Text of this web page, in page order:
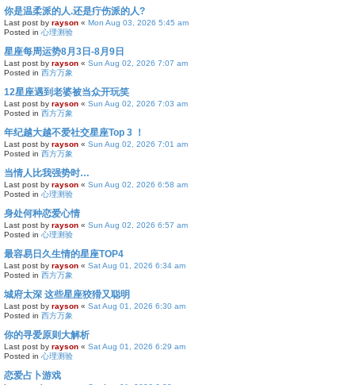
你是温柔派的人.还是疔伤派的人?
Last post by rayson « Mon Aug 03, 2026 5:45 am
Posted in 心理测验
星座每周运势8月3日-8月9日
Last post by rayson « Sun Aug 02, 2026 7:07 am
Posted in 西方万象
12星座遇到老婆被当众开玩笑
Last post by rayson « Sun Aug 02, 2026 7:03 am
Posted in 西方万象
年纪越大越不爱社交星座Top 3 ！
Last post by rayson « Sun Aug 02, 2026 7:01 am
Posted in 西方万象
当情人比我强势时…
Last post by rayson « Sun Aug 02, 2026 6:58 am
Posted in 心理测验
身处何种恋爱心情
Last post by rayson « Sun Aug 02, 2026 6:57 am
Posted in 心理测验
最容易日久生情的星座TOP4
Last post by rayson « Sat Aug 01, 2026 6:34 am
Posted in 西方万象
城府太深 这些星座狡猾又聪明
Last post by rayson « Sat Aug 01, 2026 6:30 am
Posted in 西方万象
你的寻爱原则大解析
Last post by rayson « Sat Aug 01, 2026 6:29 am
Posted in 心理测验
恋爱占卜游戏